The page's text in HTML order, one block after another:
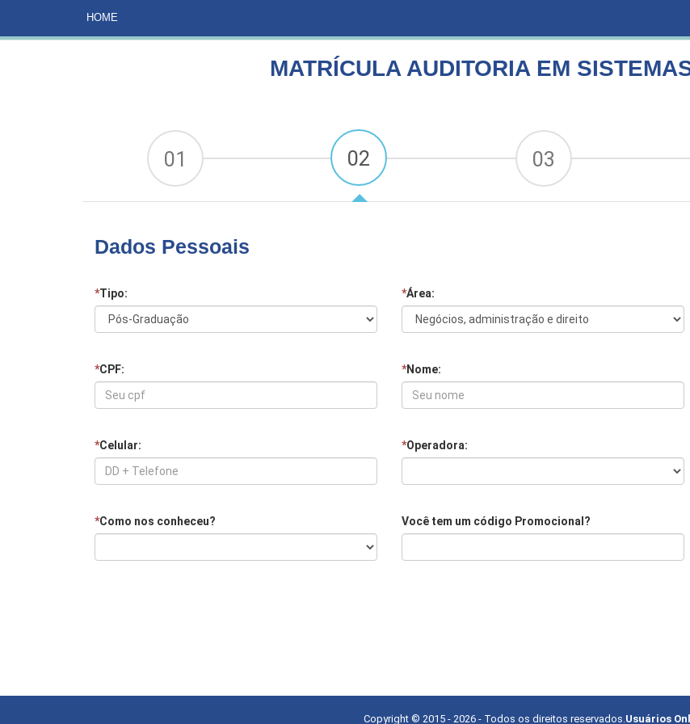
HOME
HOME
MATRÍCULA AUDITORIA EM
01 02 03
Dados Pessoais
*Tipo: *Área:
*CPF: *Nome:
*Celular: *Operadora:
*Como nos conheceu? Você tem um código Promocional?
Copyright © 2015 - 2026- Todos os direitos reservados.Usuários